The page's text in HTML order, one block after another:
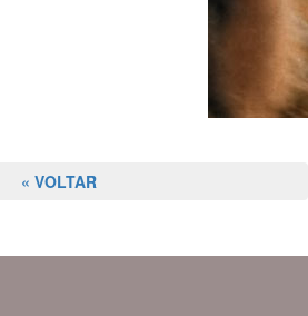
« VOLTAR